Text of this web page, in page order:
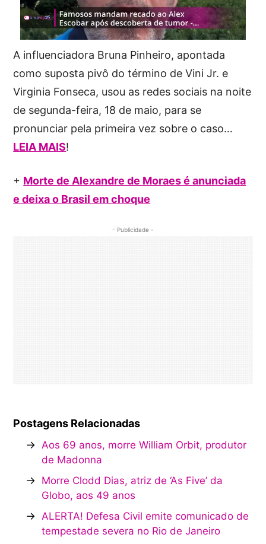
A influenciadora Bruna Pinheiro, apontada
como suposta pivô do término de Vini Jr. e
Virginia Fonseca, usou as redes sociais na noite
de segunda-feira, 18 de maio, para se
pronunciar pela primeira vez sobre o caso…
LEIA MAIS!
+ Morte de Alexandre de Moraes é anunciada
e deixa o Brasil em choque
- Publicidade -
Postagens Relacionadas
→ Aos 69 anos, morre William Orbit, produtor
de Madonna
→ Morre Clodd Dias, atriz de ‘As Five’ da
Globo, aos 49 anos
→ ALERTA! Defesa Civil emite comunicado de
tempestade severa no Rio de Janeiro